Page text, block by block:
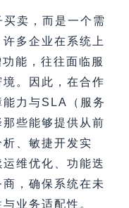
卖，而是一个需
多企业在系统上
能，往往面临服
。因此，在合作
力与SLA（服务
些能够提供从前
、敏捷开发实
维优化、功能迭
，确保系统在未
业务适配性。